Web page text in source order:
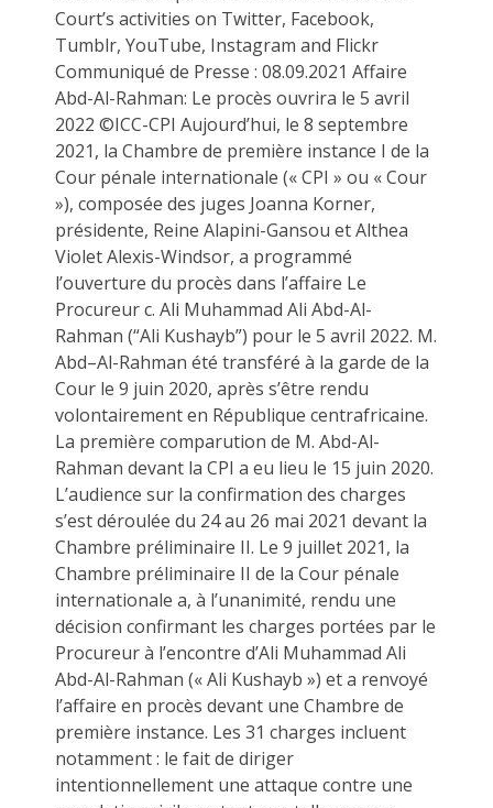
Court’s activities on Twitter, Facebook,
Tumblr, YouTube, Instagram and Flickr
Communiqué de Presse : 08.09.2021 Affaire
Abd-Al-Rahman: Le procès ouvrira le 5 avril
2022 ©ICC-CPI Aujourd’hui, le 8 septembre
2021, la Chambre de première instance I de la
Cour pénale internationale (« CPI » ou « Cour
»), composée des juges Joanna Korner,
présidente, Reine Alapini-Gansou et Althea
Violet Alexis-Windsor, a programmé
l’ouverture du procès dans l’affaire Le
Procureur c. Ali Muhammad Ali Abd-Al-
Rahman (“Ali Kushayb”) pour le 5 avril 2022. M.
Abd–Al-Rahman été transféré à la garde de la
Cour le 9 juin 2020, après s’être rendu
volontairement en République centrafricaine.
La première comparution de M. Abd-Al-
Rahman devant la CPI a eu lieu le 15 juin 2020.
L’audience sur la confirmation des charges
s’est déroulée du 24 au 26 mai 2021 devant la
Chambre préliminaire II. Le 9 juillet 2021, la
Chambre préliminaire II de la Cour pénale
internationale a, à l’unanimité, rendu une
décision confirmant les charges portées par le
Procureur à l’encontre d’Ali Muhammad Ali
Abd-Al-Rahman (« Ali Kushayb ») et a renvoyé
l’affaire en procès devant une Chambre de
première instance. Les 31 charges incluent
notamment : le fait de diriger
intentionnellement une attaque contre une